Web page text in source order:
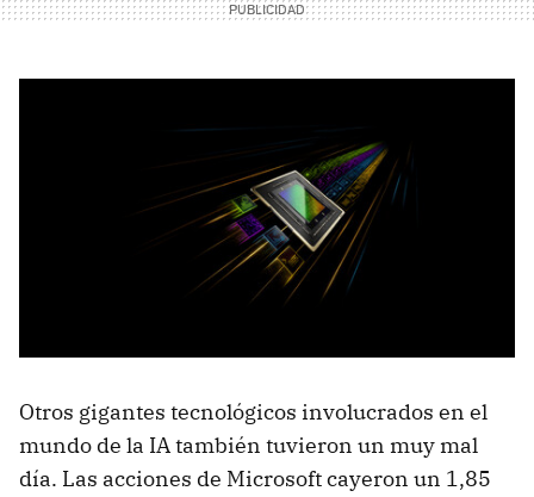
Otros gigantes tecnológicos involucrados en el
mundo de la IA también tuvieron un muy mal
día. Las acciones de Microsoft cayeron un 1,85